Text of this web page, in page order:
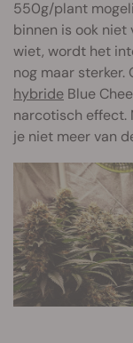
550g/plant
binnen is ook niet
wiet, wordt het
nog maar
hybride Blue
narcotisch effect.
je niet meer van